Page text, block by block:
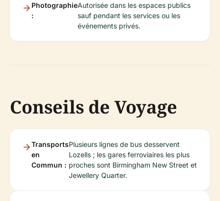
Photographie
:
Autorisée dans les espaces publics
sauf pendant les services ou les
événements privés.
Conseils de Voyage
Transports
en
Commun :
Plusieurs lignes de bus desservent
Lozells ; les gares ferroviaires les plus
proches sont Birmingham New Street et
Jewellery Quarter.